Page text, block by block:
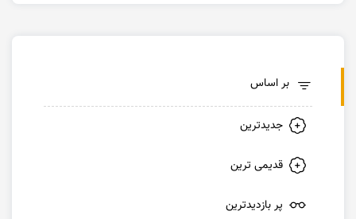
بر اساس
جدیدترین
قدیمی ترین
پر بازدیدترین